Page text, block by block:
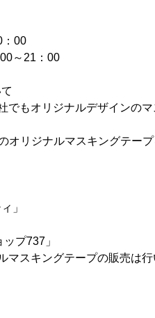
：00
～21：00
でもオリジナルデザインの
オリジナルマスキングテー
」
プ737」
マスキングテープの販売は行